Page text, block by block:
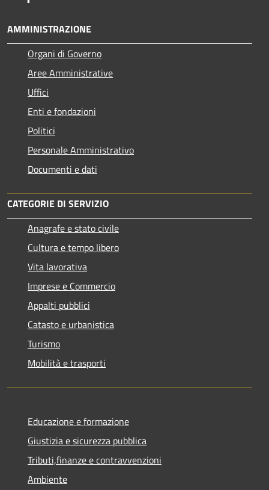
AMMINISTRAZIONE
Organi di Governo
Aree Amministrative
Uffici
Enti e fondazioni
Politici
Personale Amministrativo
Documenti e dati
CATEGORIE DI SERVIZIO
Anagrafe e stato civile
Cultura e tempo libero
Vita lavorativa
Imprese e Commercio
Appalti pubblici
Catasto e urbanistica
Turismo
Mobilità e trasporti
Educazione e formazione
Giustizia e sicurezza pubblica
Tributi,finanze e contravvenzioni
Ambiente